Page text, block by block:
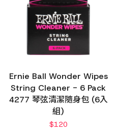
Ernie Ball Wonder Wipes
String Cleaner - 6 Pack
4277 琴弦清潔隨身包 (6入
組)
$120